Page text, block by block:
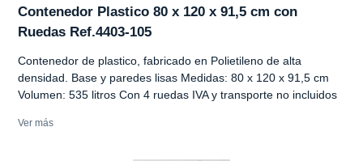
Contenedor Plastico 80 x 120 x 91,5 cm con
Ruedas Ref.4403-105
Contenedor de plastico, fabricado en Polietileno de alta
densidad. Base y paredes lisas Medidas: 80 x 120 x 91,5 cm
Volumen: 535 litros Con 4 ruedas IVA y transporte no incluidos
Ver más